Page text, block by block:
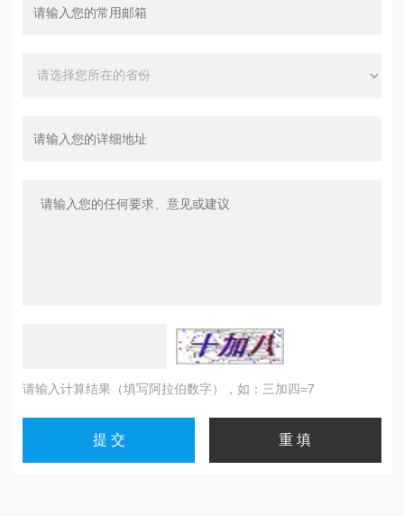
请输入计算结果（填写阿拉伯数字），如：三加四=7